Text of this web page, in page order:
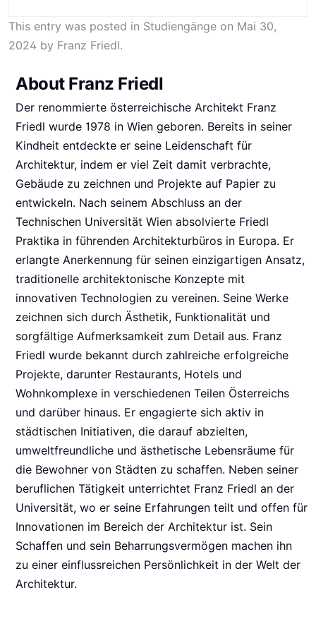
This entry was posted in Studiengänge on Mai 30,
2024 by Franz Friedl.
About Franz Friedl
Der renommierte österreichische Architekt Franz
Friedl wurde 1978 in Wien geboren. Bereits in seiner
Kindheit entdeckte er seine Leidenschaft für
Architektur, indem er viel Zeit damit verbrachte,
Gebäude zu zeichnen und Projekte auf Papier zu
entwickeln. Nach seinem Abschluss an der
Technischen Universität Wien absolvierte Friedl
Praktika in führenden Architekturbüros in Europa. Er
erlangte Anerkennung für seinen einzigartigen Ansatz,
traditionelle architektonische Konzepte mit
innovativen Technologien zu vereinen. Seine Werke
zeichnen sich durch Ästhetik, Funktionalität und
sorgfältige Aufmerksamkeit zum Detail aus. Franz
Friedl wurde bekannt durch zahlreiche erfolgreiche
Projekte, darunter Restaurants, Hotels und
Wohnkomplexe in verschiedenen Teilen Österreichs
und darüber hinaus. Er engagierte sich aktiv in
städtischen Initiativen, die darauf abzielten,
umweltfreundliche und ästhetische Lebensräume für
die Bewohner von Städten zu schaffen. Neben seiner
beruflichen Tätigkeit unterrichtet Franz Friedl an der
Universität, wo er seine Erfahrungen teilt und offen für
Innovationen im Bereich der Architektur ist. Sein
Schaffen und sein Beharrungsvermögen machen ihn
zu einer einflussreichen Persönlichkeit in der Welt der
Architektur.